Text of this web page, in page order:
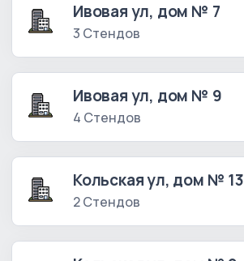
Ивовая ул, дом № 7
3 Стендов
Ивовая ул, дом № 9
4 Стендов
Кольская ул, дом № 13
2 Стендов